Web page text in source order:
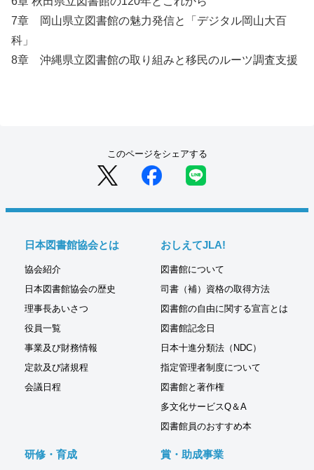
7章 岡山県立図書館の魅力発信と「デジタル岡山大百
科」
8章 沖縄県立図書館の取り組みと移民のルーツ調査支援
このページをシェアする
日本図書館協会とは
協会紹介
日本図書館協会の歴史
理事長あいさつ
役員一覧
事業及び財務情報
定款及び諸規程
会議日程
おしえてJLA!
図書館について
司書（補）資格の取得方法
図書館の自由に関する宣言とは
図書館記念日
日本十進分類法（NDC）
指定管理者制度について
図書館と著作権
多文化サービスQ＆A
図書館員のおすすめ本
研修・育成 賞・助成事業